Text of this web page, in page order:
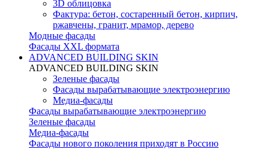
3D облицовка
Фактура: бетон, состаренный бетон, кирпич,
ржавчены, гранит, мрамор, дерево
Модные фасады
Фасады XXL формата
ADVANCED BUILDING SKIN
ADVANCED BUILDING SKIN
Зеленые фасады
Фасады вырабатывающие электроэнергию
Медиа-фасады
Фасады вырабатывающие электроэнергию
Зеленые фасады
Медиа-фасады
Фасады нового поколения приходят в Россию